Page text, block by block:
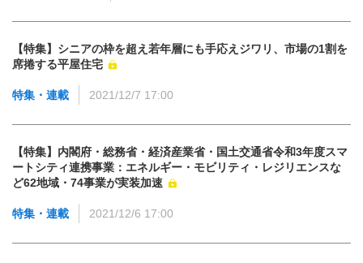
【特集】シニアの枠を超え若年層にも手応えジワリ、市場の1割を
席捲する平屋住宅
特集・連載 2021/12/7 17:00
【特集】内閣府・総務省・経済産業省・国土交通省令和3年度スマ
ートシティ連携事業：エネルギー・モビリティ・レジリエンスな
ど62地域・74事業が実装加速
特集・連載 2021/12/6 17:00